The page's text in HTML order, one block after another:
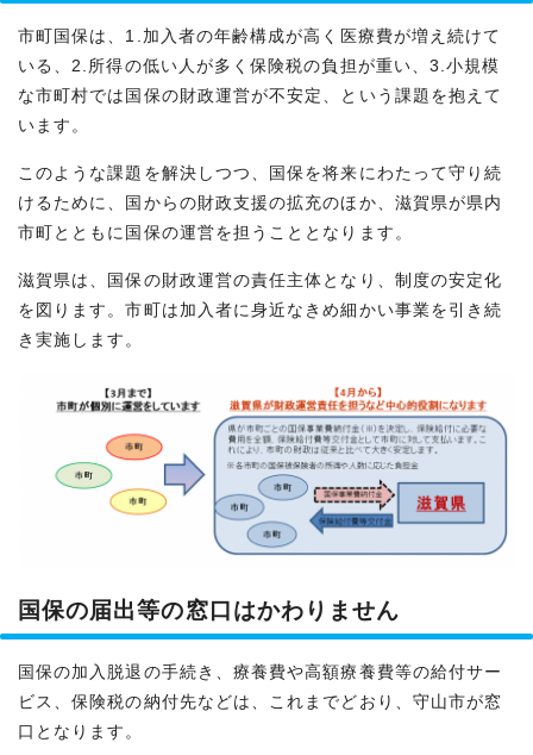
市町国保は、1.加入者の年齢構成が高く医療費が増え続けて
いる、2.所得の低い人が多く保険税の負担が重い、3.小規模
な市町村では国保の財政運営が不安定、という課題を抱えて
います。
このような課題を解決しつつ、国保を将来にわたって守り続
けるために、国からの財政支援の拡充のほか、滋賀県が県内
市町とともに国保の運営を担うこととなります。
滋賀県は、国保の財政運営の責任主体となり、制度の安定化
を図ります。市町は加入者に身近なきめ細かい事業を引き続
き実施します。
国保の届出等の窓口はかわりません
国保の加入脱退の手続き、療養費や高額療養費等の給付サー
ビス、保険税の納付先などは、これまでどおり、守山市が窓
口となります。